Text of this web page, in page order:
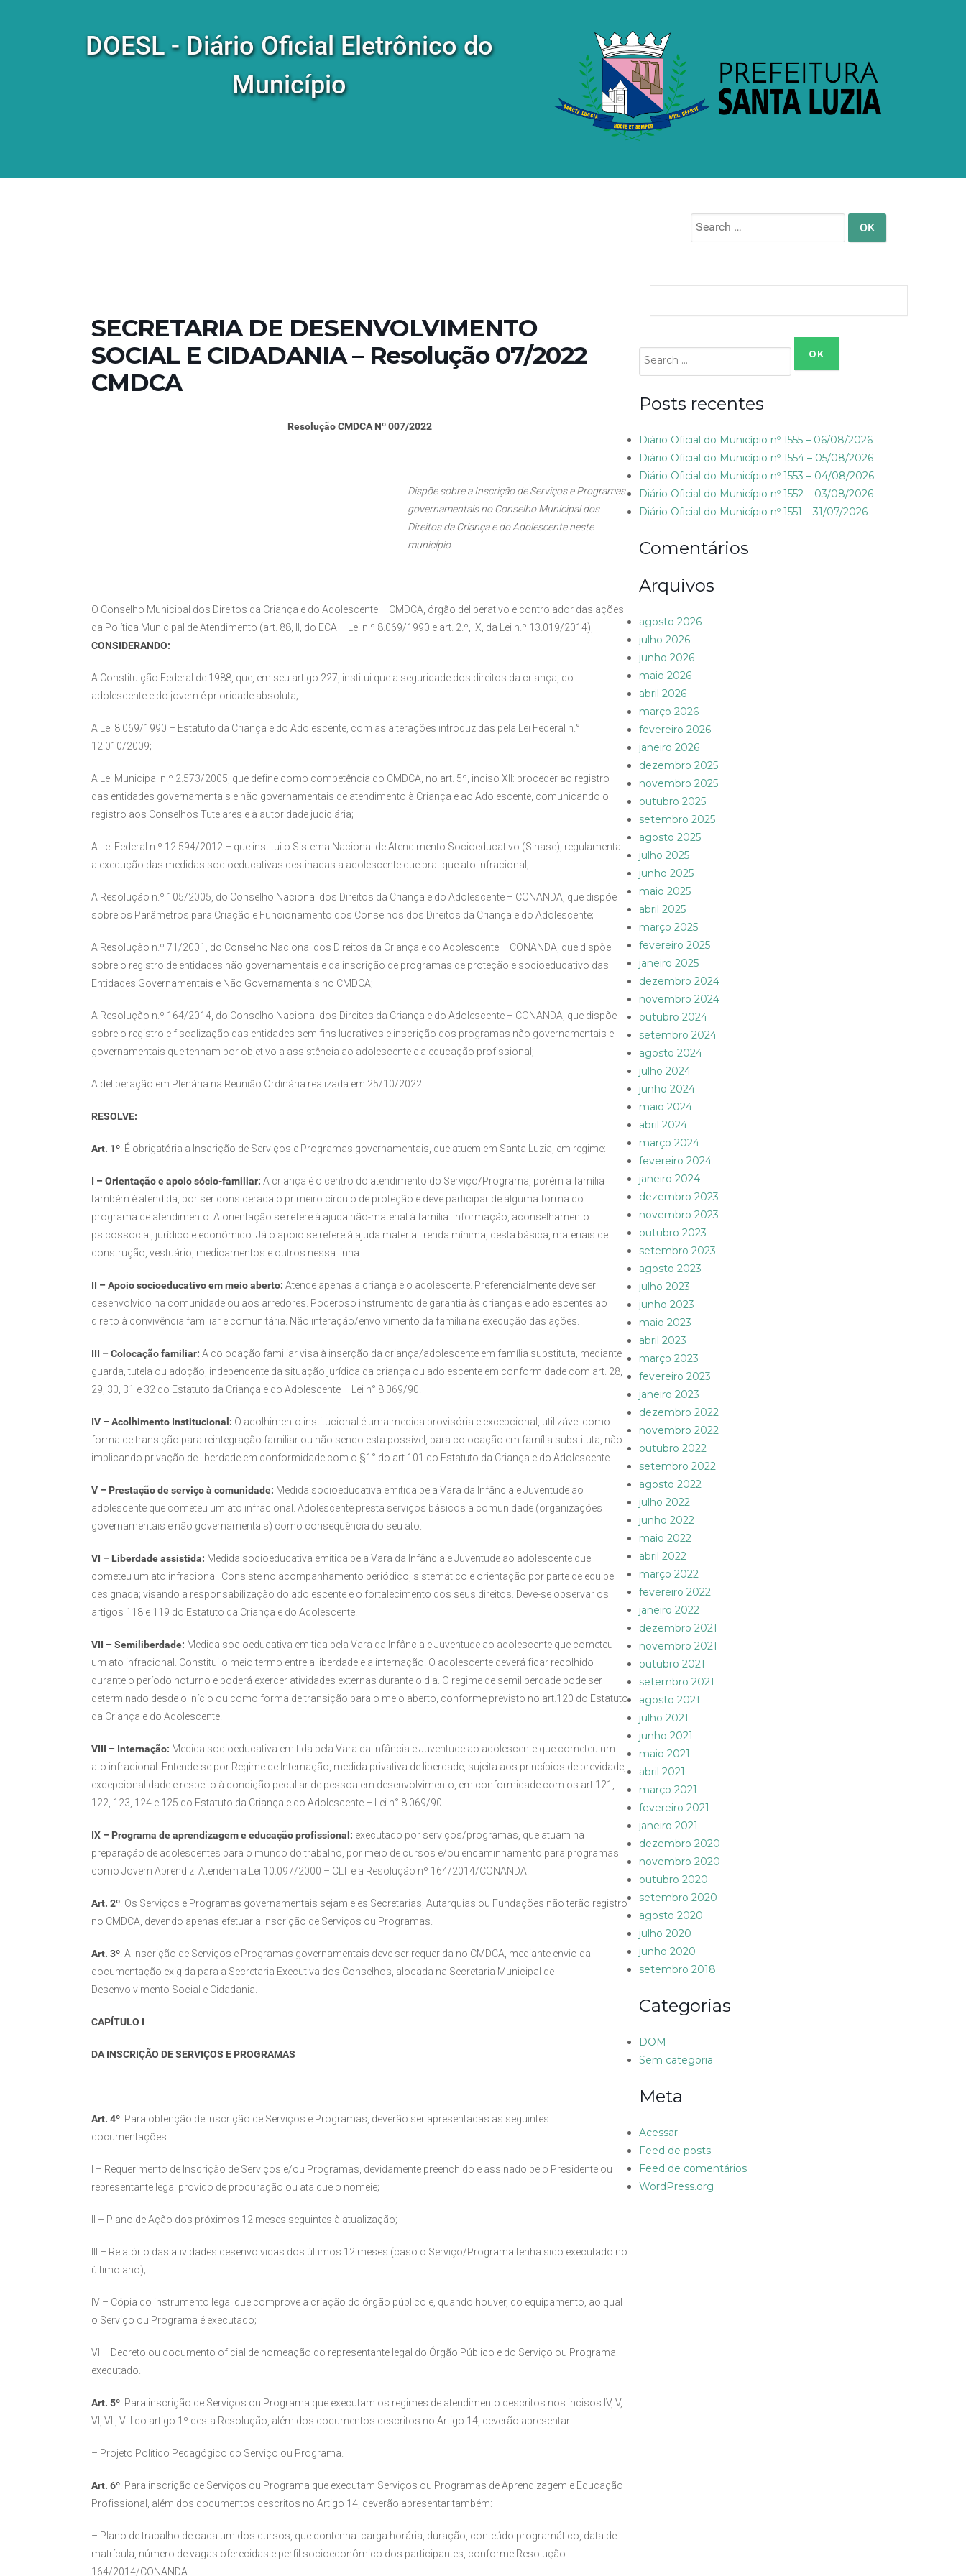
DOESL - Diário Oficial Eletrônico do
Município
Search
for:
SECRETARIA DE DESENVOLVIMENTO
SOCIAL E CIDADANIA – Resolução 07/2022
CMDCA
Resolução CMDCA Nº 007/2022
Dispõe sobre a Inscrição de Serviços e Programas
governamentais no Conselho Municipal dos
Direitos da Criança e do Adolescente neste
município.
O Conselho Municipal dos Direitos da Criança e do Adolescente – CMDCA, órgão deliberativo e controlador das ações
da Política Municipal de Atendimento (art. 88, II, do ECA – Lei n.º 8.069/1990 e art. 2.º, IX, da Lei n.º 13.019/2014),
CONSIDERANDO:
A Constituição Federal de 1988, que, em seu artigo 227, institui que a seguridade dos direitos da criança, do
adolescente e do jovem é prioridade absoluta;
A Lei 8.069/1990 – Estatuto da Criança e do Adolescente, com as alterações introduzidas pela Lei Federal n.°
12.010/2009;
A Lei Municipal n.º 2.573/2005, que define como competência do CMDCA, no art. 5º, inciso XII: proceder ao registro
das entidades governamentais e não governamentais de atendimento à Criança e ao Adolescente, comunicando o
registro aos Conselhos Tutelares e à autoridade judiciária;
A Lei Federal n.º 12.594/2012 – que institui o Sistema Nacional de Atendimento Socioeducativo (Sinase), regulamenta
a execução das medidas socioeducativas destinadas a adolescente que pratique ato infracional;
A Resolução n.º 105/2005, do Conselho Nacional dos Direitos da Criança e do Adolescente – CONANDA, que dispõe
sobre os Parâmetros para Criação e Funcionamento dos Conselhos dos Direitos da Criança e do Adolescente;
A Resolução n.º 71/2001, do Conselho Nacional dos Direitos da Criança e do Adolescente – CONANDA, que dispõe
sobre o registro de entidades não governamentais e da inscrição de programas de proteção e socioeducativo das
Entidades Governamentais e Não Governamentais no CMDCA;
A Resolução n.º 164/2014, do Conselho Nacional dos Direitos da Criança e do Adolescente – CONANDA, que dispõe
sobre o registro e fiscalização das entidades sem fins lucrativos e inscrição dos programas não governamentais e
governamentais que tenham por objetivo a assistência ao adolescente e a educação profissional;
A deliberação em Plenária na Reunião Ordinária realizada em 25/10/2022.
RESOLVE:
Art. 1º. É obrigatória a Inscrição de Serviços e Programas governamentais, que atuem em Santa Luzia, em regime:
I – Orientação e apoio sócio-familiar: A criança é o centro do atendimento do Serviço/Programa, porém a família
também é atendida, por ser considerada o primeiro círculo de proteção e deve participar de alguma forma do
programa de atendimento. A orientação se refere à ajuda não-material à família: informação, aconselhamento
psicossocial, jurídico e econômico. Já o apoio se refere à ajuda material: renda mínima, cesta básica, materiais de
construção, vestuário, medicamentos e outros nessa linha.
II – Apoio socioeducativo em meio aberto: Atende apenas a criança e o adolescente. Preferencialmente deve ser
desenvolvido na comunidade ou aos arredores. Poderoso instrumento de garantia às crianças e adolescentes ao
direito à convivência familiar e comunitária. Não interação/envolvimento da família na execução das ações.
III – Colocação familiar: A colocação familiar visa à inserção da criança/adolescente em família substituta, mediante
guarda, tutela ou adoção, independente da situação jurídica da criança ou adolescente em conformidade com art. 28,
29, 30, 31 e 32 do Estatuto da Criança e do Adolescente – Lei n° 8.069/90.
IV – Acolhimento Institucional: O acolhimento institucional é uma medida provisória e excepcional, utilizável como
forma de transição para reintegração familiar ou não sendo esta possível, para colocação em família substituta, não
implicando privação de liberdade em conformidade com o §1° do art.101 do Estatuto da Criança e do Adolescente.
V – Prestação de serviço à comunidade: Medida socioeducativa emitida pela Vara da Infância e Juventude ao
adolescente que cometeu um ato infracional. Adolescente presta serviços básicos a comunidade (organizações
governamentais e não governamentais) como consequência do seu ato.
VI – Liberdade assistida: Medida socioeducativa emitida pela Vara da Infância e Juventude ao adolescente que
cometeu um ato infracional. Consiste no acompanhamento periódico, sistemático e orientação por parte de equipe
designada; visando a responsabilização do adolescente e o fortalecimento dos seus direitos. Deve-se observar os
artigos 118 e 119 do Estatuto da Criança e do Adolescente.
VII – Semiliberdade: Medida socioeducativa emitida pela Vara da Infância e Juventude ao adolescente que cometeu
um ato infracional. Constitui o meio termo entre a liberdade e a internação. O adolescente deverá ficar recolhido
durante o período noturno e poderá exercer atividades externas durante o dia. O regime de semiliberdade pode ser
determinado desde o início ou como forma de transição para o meio aberto, conforme previsto no art.120 do Estatuto
da Criança e do Adolescente.
VIII – Internação: Medida socioeducativa emitida pela Vara da Infância e Juventude ao adolescente que cometeu um
ato infracional. Entende-se por Regime de Internação, medida privativa de liberdade, sujeita aos princípios de brevidade,
excepcionalidade e respeito à condição peculiar de pessoa em desenvolvimento, em conformidade com os art.121,
122, 123, 124 e 125 do Estatuto da Criança e do Adolescente – Lei n° 8.069/90.
IX – Programa de aprendizagem e educação profissional: executado por serviços/programas, que atuam na
preparação de adolescentes para o mundo do trabalho, por meio de cursos e/ou encaminhamento para programas
como Jovem Aprendiz. Atendem a Lei 10.097/2000 – CLT e a Resolução nº 164/2014/CONANDA.
Art. 2º. Os Serviços e Programas governamentais sejam eles Secretarias, Autarquias ou Fundações não terão registro
no CMDCA, devendo apenas efetuar a Inscrição de Serviços ou Programas.
Art. 3º. A Inscrição de Serviços e Programas governamentais deve ser requerida no CMDCA, mediante envio da
documentação exigida para a Secretaria Executiva dos Conselhos, alocada na Secretaria Municipal de
Desenvolvimento Social e Cidadania.
CAPÍTULO I
DA INSCRIÇÃO DE SERVIÇOS E PROGRAMAS
Art. 4º. Para obtenção de inscrição de Serviços e Programas, deverão ser apresentadas as seguintes
documentações:
I – Requerimento de Inscrição de Serviços e/ou Programas, devidamente preenchido e assinado pelo Presidente ou
representante legal provido de procuração ou ata que o nomeie;
II – Plano de Ação dos próximos 12 meses seguintes à atualização;
III – Relatório das atividades desenvolvidas dos últimos 12 meses (caso o Serviço/Programa tenha sido executado no
último ano);
IV – Cópia do instrumento legal que comprove a criação do órgão público e, quando houver, do equipamento, ao qual
o Serviço ou Programa é executado;
VI – Decreto ou documento oficial de nomeação do representante legal do Órgão Público e do Serviço ou Programa
executado.
Art. 5º. Para inscrição de Serviços ou Programa que executam os regimes de atendimento descritos nos incisos IV, V,
VI, VII, VIII do artigo 1º desta Resolução, além dos documentos descritos no Artigo 14, deverão apresentar:
– Projeto Político Pedagógico do Serviço ou Programa.
Art. 6º. Para inscrição de Serviços ou Programa que executam Serviços ou Programas de Aprendizagem e Educação
Profissional, além dos documentos descritos no Artigo 14, deverão apresentar também:
– Plano de trabalho de cada um dos cursos, que contenha: carga horária, duração, conteúdo programático, data de
matrícula, número de vagas oferecidas e perfil socioeconômico dos participantes, conforme Resolução
164/2014/CONANDA.
Search
for:
Posts recentes
Diário Oficial do Município nº 1555 – 06/08/2026
Diário Oficial do Município nº 1554 – 05/08/2026
Diário Oficial do Município nº 1553 – 04/08/2026
Diário Oficial do Município nº 1552 – 03/08/2026
Diário Oficial do Município nº 1551 – 31/07/2026
Comentários
Arquivos
agosto 2026
julho 2026
junho 2026
maio 2026
abril 2026
março 2026
fevereiro 2026
janeiro 2026
dezembro 2025
novembro 2025
outubro 2025
setembro 2025
agosto 2025
julho 2025
junho 2025
maio 2025
abril 2025
março 2025
fevereiro 2025
janeiro 2025
dezembro 2024
novembro 2024
outubro 2024
setembro 2024
agosto 2024
julho 2024
junho 2024
maio 2024
abril 2024
março 2024
fevereiro 2024
janeiro 2024
dezembro 2023
novembro 2023
outubro 2023
setembro 2023
agosto 2023
julho 2023
junho 2023
maio 2023
abril 2023
março 2023
fevereiro 2023
janeiro 2023
dezembro 2022
novembro 2022
outubro 2022
setembro 2022
agosto 2022
julho 2022
junho 2022
maio 2022
abril 2022
março 2022
fevereiro 2022
janeiro 2022
dezembro 2021
novembro 2021
outubro 2021
setembro 2021
agosto 2021
julho 2021
junho 2021
maio 2021
abril 2021
março 2021
fevereiro 2021
janeiro 2021
dezembro 2020
novembro 2020
outubro 2020
setembro 2020
agosto 2020
julho 2020
junho 2020
setembro 2018
Categorias
DOM
Sem categoria
Meta
Acessar
Feed de posts
Feed de comentários
WordPress.org